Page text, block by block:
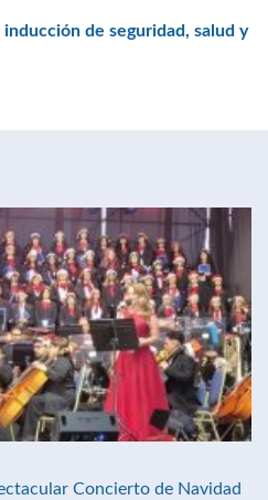
de seguridad, salud y
Concierto de Navidad